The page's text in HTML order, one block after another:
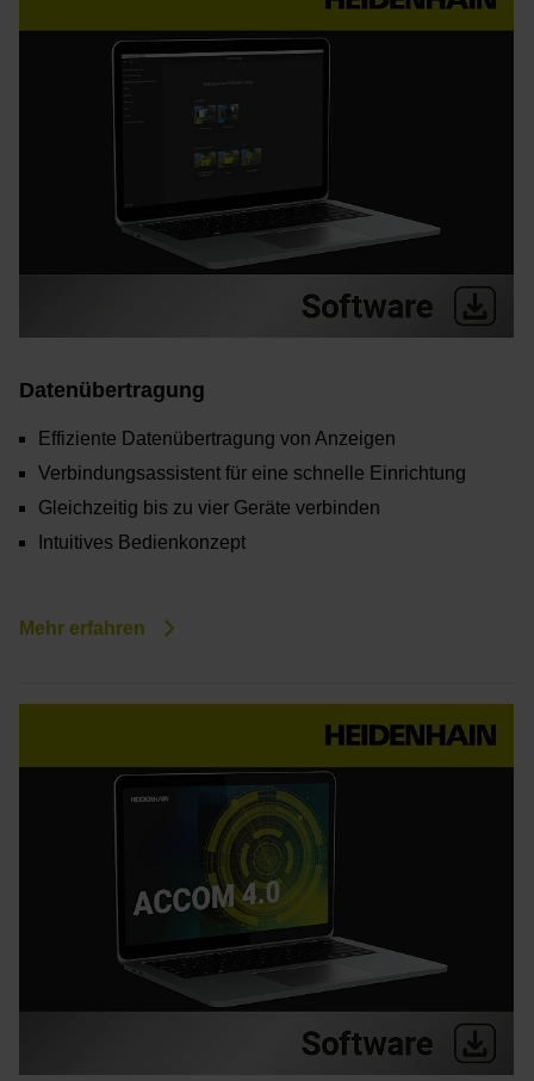
Datenübertragung
Effiziente Datenübertragung von Anzeigen
Verbindungsassistent für eine schnelle Einrichtung
Gleichzeitig bis zu vier Geräte verbinden
Intuitives Bedienkonzept
Mehr erfahren